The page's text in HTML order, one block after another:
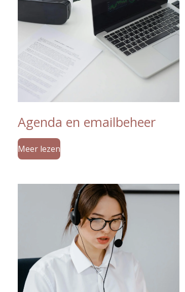
Agenda en emailbeheer
Meer lezen